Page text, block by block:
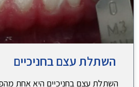
השתלת עצם בחניכיים
השתלת עצם בחניכיים היא אחת